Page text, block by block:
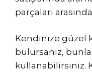
parçaları
Kendinize güzel
bulursanız,
kullanabilirsiniz.